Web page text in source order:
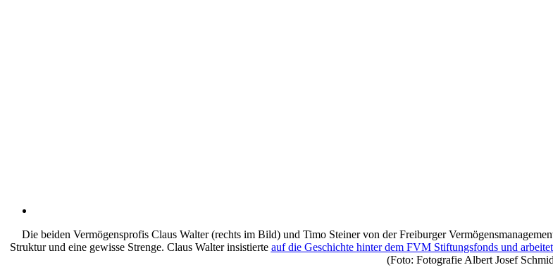
Die beiden Vermögensprofis Claus Walter (rechts im Bild) und Timo Steiner von der Freiburger
Struktur und eine gewisse Strenge. Claus Walter insistierte auf die Geschichte hinter dem FVM Stiftungsfonds und
(Foto: Fotografie Albert Josef